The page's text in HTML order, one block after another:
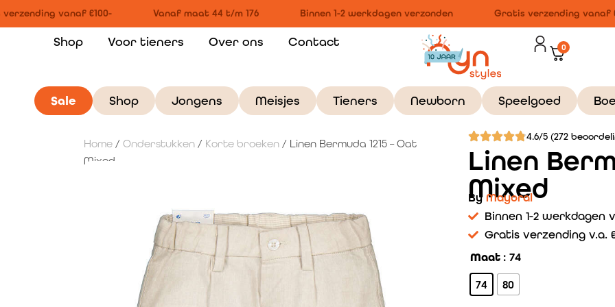
vanaf €100- Vanaf maat 44 t/m 176 Binnen 1-2 werkdagen verzonden Gratis verzending vanaf
Shop Voor tieners Over ons Contact 0
Sale Shop Jongens Meisjes Tieners Newborn Speelgoed
Home / Onderstukken / Korte broeken / Linen Bermuda 1215 – Oat
Mixed
4.6/5 (272
Linen
Mixed
By Mayoral
Binnen 1-2 werkdagen
Gratis verzending v.a.
Maat : 74
74 80